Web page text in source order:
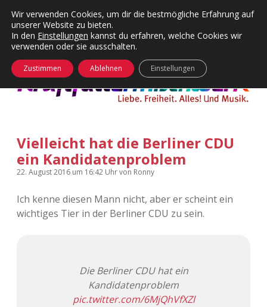
Kategorien
Menü
24 Hours Chilling
Die Wende
KFMW-Disco
kfmw.stuff
Kopfkinomusik
Visuelles
KFMW-Disco
Dates
Contact
Adventskalender
Adventskalender 2010
Adventskalender 2013
facebook
instagram
rss soundcloud
vimeoBluesky
öffnen
Vielleicht hat die Berliner CDU
ein Kandidatenproblem
22. August 2016 um 16:42 Uhrvon Ronny
Ich kenne diesen Mann nicht, aber er scheint ein
wichtiges Tier in der Berliner CDU zu sein.
Die Berliner CDU hat ein
Kandidatenproblem
pic.twitter.com/6MjQhVfXZl
Wir verwenden Cookies, um dir die bestmögliche Erfahrung auf
unserer Website zu bieten.
In den Einstellungen kannst du erfahren, welche Cookies wir
verwenden oder sie ausschalten.
Zustimmen Ablehnen Einstellungen